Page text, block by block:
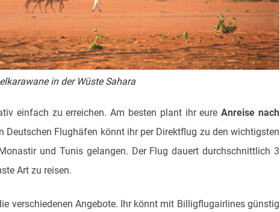
in der Wüste Sahara
einfach zu erreichen. Am besten plant ihr eureAnreise nach
Deutschen Flughäfen könnt ihr per Direktflug zu den wichtigsten
und Tunis gelangen. Der Flug dauert durchschnittlich 3
Art zu reisen.
verschiedenen Angebote. Ihr könnt mit Billigflugairlines günstig